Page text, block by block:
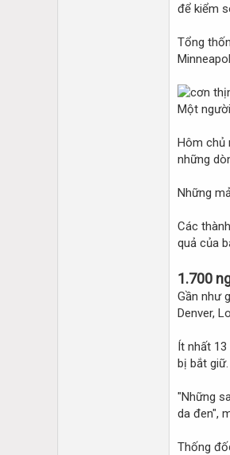
để kiểm
Tổng
Một
Hôm chủ
những
Những
Các
quả của
1.700
Gần như
Denver,
Ít nhất
bị bắt
"Những
da đen",
Thống